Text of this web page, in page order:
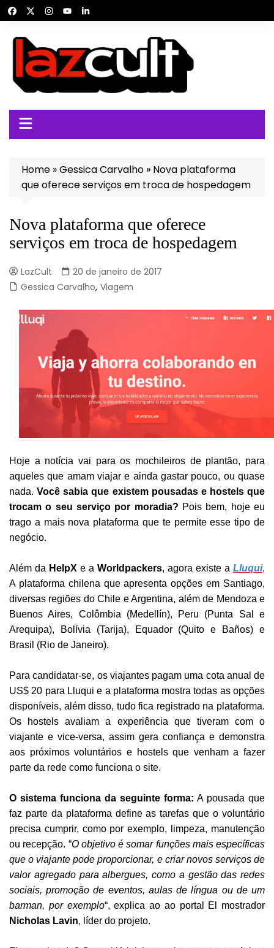
para
conteúdo
Home »Gessica Carvalho » Nova plataforma
que oferece serviços em troca de hospedagem
Nova plataforma que oferece
serviços em troca de hospedagem
LazCult
20 de janeiro de 2017
Gessica Carvalho, Viagem
Hoje a notícia vai para os mochileiros de plantão, para
aqueles que amam viajar e ainda gastar pouco, ou quase
nada.Você sabia que existem pousadas e hostels que
trocam o seu serviço por moradia? Pois bem, hoje eu
trago a mais nova plataforma que te permite esse tipo de
negócio.
Além da HelpX e a Worldpackers, agora existe a Lluqui.
A plataforma chilena que apresenta opções em Santiago,
diversas regiões do Chile e Argentina, além de Mendoza e
Buenos Aires, Colômbia (Medellín), Peru (Punta Sal e
Arequipa), Bolívia (Tarija), Equador (Quito e Baños) e
Brasil (Rio de Janeiro).
Para candidatar-se, os viajantes pagam uma cota anual de
US$ 20 para Lluqui e a plataforma mostra todas as opções
disponíveis, além disso, tudo fica registrado na plataforma.
Os hostels avaliam a experiência que tiveram com o
viajante e vice-versa, assim gera confiança e demonstra
aos próximos voluntários e hostels que venham a fazer
parte da rede como funciona o site.
O sistema funciona da seguinte forma: A pousada que
faz parte da plataforma define as tarefas que o voluntário
precisa cumprir, como por exemplo, limpeza, manutenção
ou recepção. “O objetivo é somar funções mais específicas
que o viajante pode proporcionar, e criar novos serviços de
valor agregado para albergues, como a gestão das redes
sociais, promoção de eventos, aulas de língua ou de um
barman, por exemplo“, explica ao ao portal El mostrador
Nicholas Lavin, líder do projeto.